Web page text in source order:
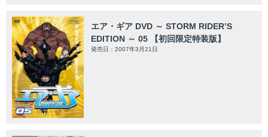
エア・ギア DVD ～ STORM RIDER’S
EDITION ～ 05 【初回限定特装版】
発売日：2007年3月21日